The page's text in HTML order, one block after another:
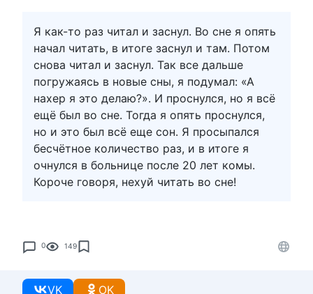
Я как-то раз читал и заснул. Во сне я опять
начал читать, в итоге заснул и там. Потом
снова читал и заснул. Так все дальше
погружаясь в новые сны, я подумал: «А
нахер я это делаю?». И проснулся, но я всё
ещё был во сне. Тогда я опять проснулся,
но и это был всё еще сон. Я просыпался
бесчётное количество раз, и в итоге я
очнулся в больнице после 20 лет комы.
Короче говоря, нехуй читать во сне!
0 149
VK OK